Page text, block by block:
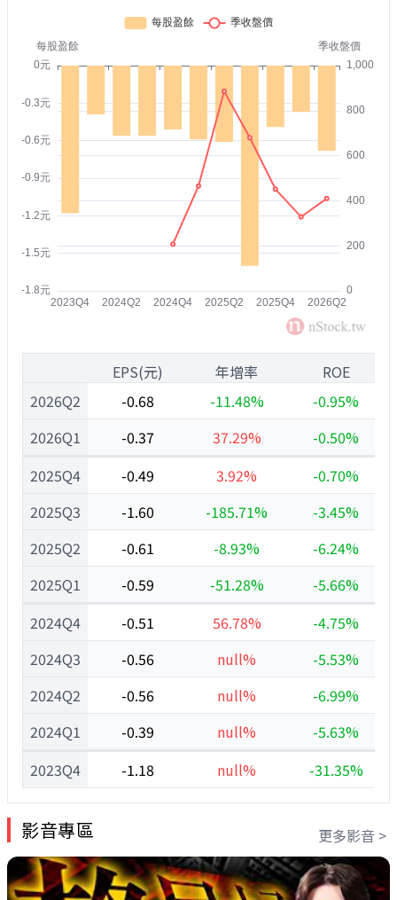
2026Q2
2026Q1
2025Q4
2025Q3
2025Q2
2025Q1
2024Q4
2024Q3
2024Q2
2024Q1
2023Q4
EPS(元) 年增率
ROE
-0.68
-11.48%
-0.95%
-0.37
37.29%
-0.50%
-0.49
3.92%
-0.70%
-1.60
-185.71%
-3.45%
-0.61
-8.93%
-6.24%
-0.59
-51.28%
-5.66%
-0.51
56.78%
-4.75%
-0.56
null%
-5.53%
-0.56
null%
-6.99%
-0.39
null%
-5.63%
-1.18
null% -31.35%
影音專區 更多影音 >